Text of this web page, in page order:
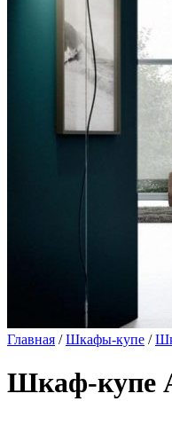
Главная /Шкафы-купе /
Шкаф-купе